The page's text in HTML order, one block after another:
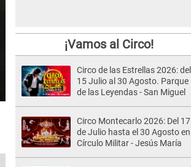
¡Vamos al Circo!
Circo de las Estrellas 2026: del
15 Julio al 30 Agosto. Parque
de las Leyendas - San Miguel
Circo Montecarlo 2026: Del 17
de Julio hasta el 30 Agosto en
Círculo Militar - Jesús María